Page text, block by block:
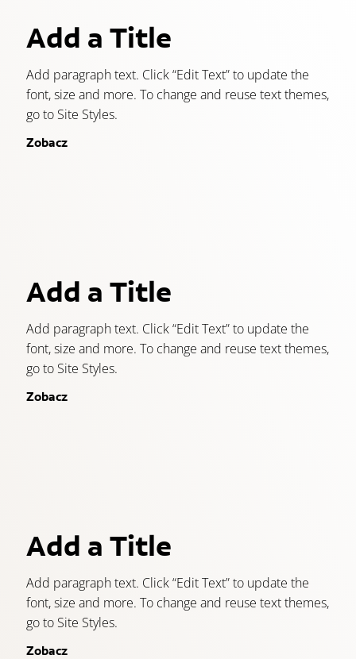
Add a Title
Add paragraph text. Click “Edit Text” to update the
font, size and more. To change and reuse text themes,
go to Site Styles.
Zobacz
Add a Title
Add paragraph text. Click “Edit Text” to update the
font, size and more. To change and reuse text themes,
go to Site Styles.
Zobacz
Add a Title
Add paragraph text. Click “Edit Text” to update the
font, size and more. To change and reuse text themes,
go to Site Styles.
Zobacz